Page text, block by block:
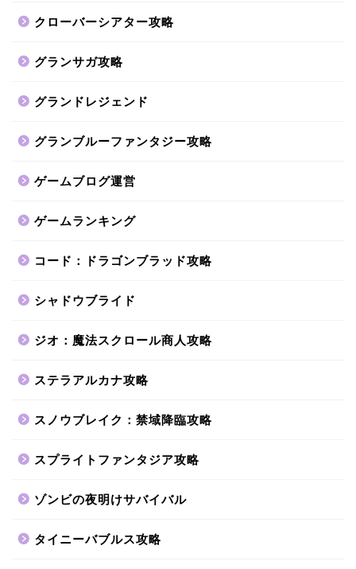
クローバーシアター攻略
グランサガ攻略
グランドレジェンド
グランブルーファンタジー攻略
ゲームブログ運営
ゲームランキング
コード：ドラゴンブラッド攻略
シャドウブライド
ジオ：魔法スクロール商人攻略
ステラアルカナ攻略
スノウブレイク：禁域降臨攻略
スプライトファンタジア攻略
ゾンビの夜明けサバイバル
タイニーバブルス攻略